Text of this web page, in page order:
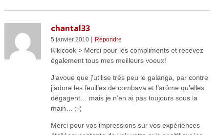
chantal33
5 janvier 2010| Répondre
Kikicook > Merci pour les compliments et recevez
également tous mes meilleurs voeux!
J’avoue que j’utilise très peu le galanga, par contre
j’adore les feuilles de combava et l’arôme qu’elles
dégagent… mais je n’en ai pas toujours sous la
main… ;-(
Merci pour vos impressions sur vos expériences